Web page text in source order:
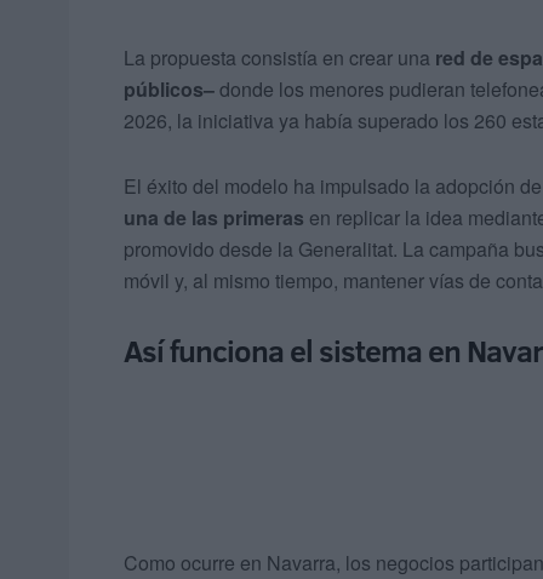
La propuesta consistía en crear una red de
públicos–donde los menores pudieran
2026, la iniciativa ya había superado los 260
El éxito del modelo ha impulsado la adopción
una de las primeras en replicar la idea
promovido desde la Generalitat. La campaña
móvil y, al mismo tiempo, mantener vías de
Así funciona el sistema en
Como ocurre en Navarra, los negocios